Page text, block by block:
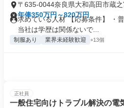
〒635-0044奈良県大和高田市蔵
年俸350万円～820万円
求めている人材 【応募条件】 ・
当社は学歴は関係ないで...
制服あり 業界未経験歓迎 +13個
正社員
一般住宅向けトラブル解決の電